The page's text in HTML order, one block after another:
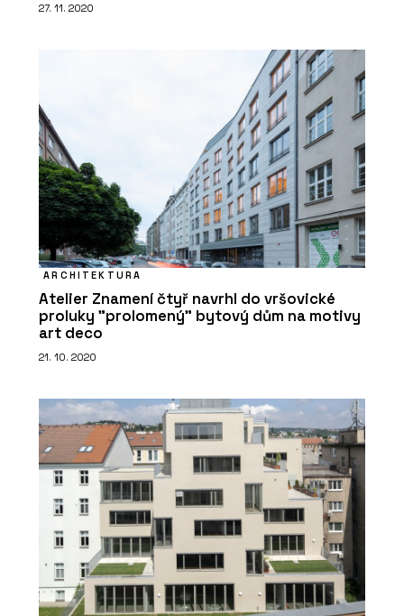
27. 11. 2020
ARCHITEKTURA
Atelier Znamení čtyř navrhl do vršovické
proluky "prolomený" bytový dům na motivy
art deco
21. 10. 2020